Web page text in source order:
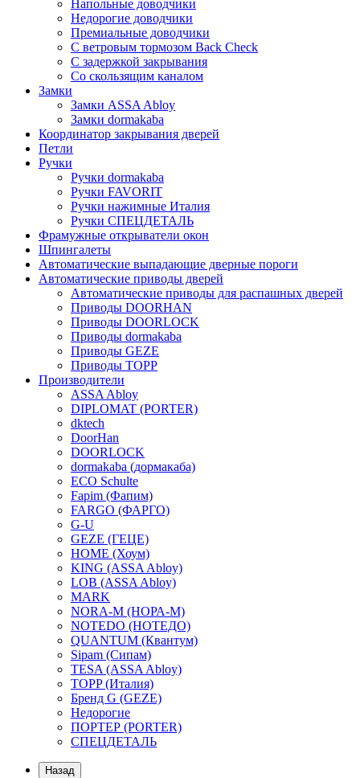
Напольные доводчики
Недорогие доводчики
Премиальные доводчики
С ветровым тормозом Back Check
С задержкой закрывания
Со скользящим каналом
Замки
Замки ASSA Abloy
Замки dormakaba
Координатор закрывания дверей
Петли
Ручки
Ручки dormakaba
Ручки FAVORIT
Ручки нажимные Италия
Ручки СПЕЦДЕТАЛЬ
Фрамужные открыватели окон
Шпингалеты
Автоматические выпадающие дверные пороги
Автоматические приводы дверей
Автоматические приводы для распашных дверей
Приводы DOORHAN
Приводы DOORLOCK
Приводы dormakaba
Приводы GEZE
Приводы TOPP
Производители
ASSA Abloy
DIPLOMAT (PORTER)
dktech
DoorHan
DOORLOCK
dormakaba (дормакаба)
ECO Schulte
Fapim (Фапим)
FARGO (ФАРГО)
G-U
GEZE (ГЕЦЕ)
HOME (Хоум)
KING (ASSA Abloy)
LOB (ASSA Abloy)
MARK
NORA-M (НОРА-М)
NOTEDO (НОТЕДО)
QUANTUM (Квантум)
Sipam (Сипам)
TESA (ASSA Abloy)
TOPP (Италия)
Бренд G (GEZE)
Недорогие
ПОРТЕР (PORTER)
СПЕЦДЕТАЛЬ
Назад